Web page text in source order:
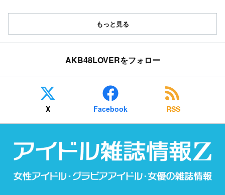
もっと見る
AKB48LOVERをフォロー
X Facebook RSS